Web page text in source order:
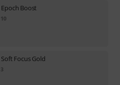
Epoch Boost
10
Soft Focus Gold
3